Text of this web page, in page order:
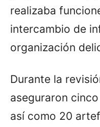
realizaba
intercambio de
organización
Durante la
aseguraron
así como 20